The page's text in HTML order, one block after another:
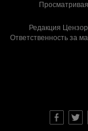
Редакция
Ответственность за